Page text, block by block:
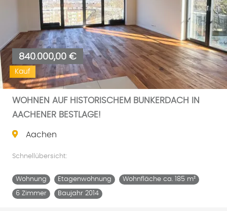
840.000,00 €
Kauf
WOHNEN AUF HISTORISCHEM BUNKERDACH IN
AACHENER BESTLAGE!
Aachen
Schnellübersicht:
Wohnung Etagenwohnung Wohnfläche ca. 185 m²
6 Zimmer Baujahr 2014